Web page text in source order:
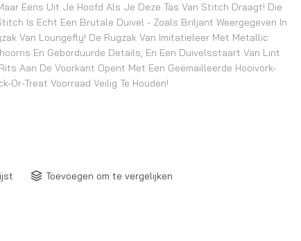
Eens Uit Je Hoofd Als Je Deze Tas Van Stitch Draagt! Die
Is Echt Een Brutale Duivel - Zoals Briljant Weergegeven In
Van Loungefly! De Rugzak Van Imitatieleer Met Metallic
En Geborduurde Details, En Een Duivelsstaart Van Lint
Aan De Voorkant Opent Met Een Geëmailleerde Hooivork-
Or-Treat Voorraad Veilig Te Houden!
Toevoegen om te vergelijken